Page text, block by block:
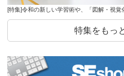
[特集]令和の新しい学習術や、「図解・視
特集をもっ